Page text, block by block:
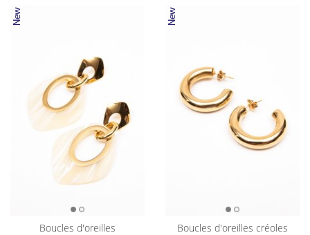
boucles d'oreilles
boucles d'oreilles créoles